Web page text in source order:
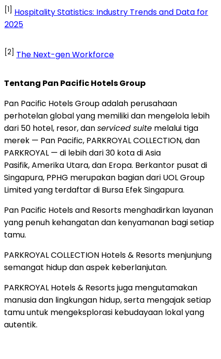
[1] Hospitality Statistics: Industry Trends and Data for
2025
[2] The Next-gen Workforce
Tentang Pan Pacific Hotels Group
Pan Pacific Hotels Group adalah perusahaan
perhotelan global yang memiliki dan mengelola lebih
dari 50 hotel, resor, danserviced suite melalui tiga
merek — Pan Pacific, PARKROYAL COLLECTION, dan
PARKROYAL — di lebih dari 30 kota di Asia
Pasifik, Amerika Utara, dan Eropa. Berkantor pusat di
Singapura, PPHG merupakan bagian dari UOL Group
Limited yang terdaftar di Bursa Efek Singapura.
Pan Pacific Hotels and Resorts menghadirkan layanan
yang penuh kehangatan dan kenyamanan bagi setiap
tamu.
PARKROYAL COLLECTION Hotels & Resorts menjunjung
semangat hidup dan aspek keberlanjutan.
PARKROYAL Hotels & Resorts juga mengutamakan
manusia dan lingkungan hidup, serta mengajak setiap
tamu untuk mengeksplorasi kebudayaan lokal yang
autentik.